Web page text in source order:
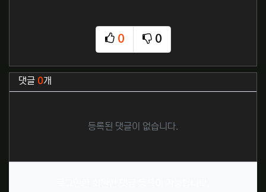
0
추천
0
비추천
관련자료
댓글 0개
등록된 댓글이 없습니다.